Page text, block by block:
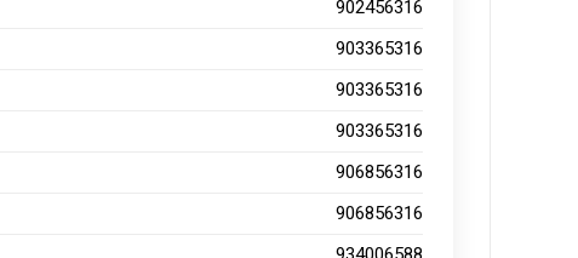
902456316
903365316
903365316
903365316
906856316
906856316